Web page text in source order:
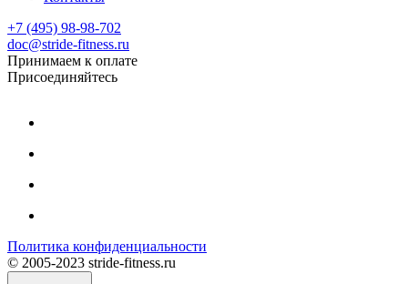
+7 (495) 98-98-702
doc@stride-fitness.ru
Принимаем к оплате
Присоединяйтесь
Политика конфиденциальности
© 2005-2023 stride-fitness.ru